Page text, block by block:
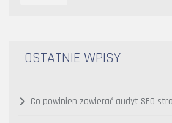
OSTATNIE WPISY
Co powinien zawierać audyt SEO